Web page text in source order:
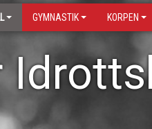
GYMNASTIK KORPEN